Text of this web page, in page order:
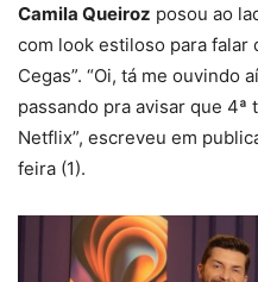
Camila Queiroz posou ao
com look estiloso para falar
Cegas”. “Oi, tá me ouvindo
passando pra avisar que
Netflix”, escreveu em
feira (1).